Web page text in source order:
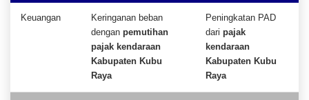
Keuangan
Keringanan beban
dengan pemutihan
pajak kendaraan
Kabupaten Kubu
Raya
Peningkatan PAD
dari pajak
kendaraan
Kabupaten Kubu
Raya